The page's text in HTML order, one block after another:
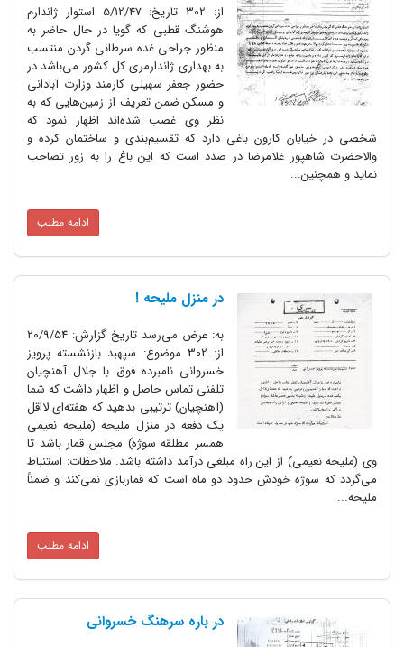
از: 302 تاریخ: 5/12/47 استوار ژاندارم
هوشنگ قطبی که گویا در حال حاضر به
منظور جراحی غده سرطانی گردن منتسب
به بهداری ژاندارمری کل کشور می‌باشد در
حضور جعفر سهیلی کارمند وزارت آبادانی
و مسکن ضمن تعریف از زمین‌هایی که به
نظر وی غصب شده‌اند اظهار نمود که
کارون باغی دارد که تقسیم‌بندی و ساختمان کرده و
غلامرضا در صدد است که این باغ را به زور تصاحب
در منزل ملیحه !
به: عرض می‌رسد تاریخ گزارش: 20/9/54
از: 302 موضوع: سپهبد بازنشسته پرویز
خسروانی نامبرده فوق با جلال آهنچیان
تلفنی تماس حاصل و اظهار داشت که شما
(آهنچیان) ترتیبی بدهید که هفته‌ای لااقل
یک دفعه در منزل ملیحه (ملیحه نعیمی
همسر مطلقه سوژه) مجلس قمار باشد تا
از این راه مبلغی درآمد داشته باشد. ملاحظات: استنباط
خودش حدود دو ماه است که قماربازی نمی‌کند و ضمناً
در باره سرهنگ خسروانی